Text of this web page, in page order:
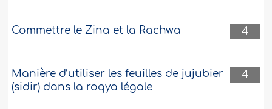
4
Commettre le Zina et la Rachwa
4
Manière d’utiliser les feuilles de jujubier
(sidir) dans la roqya légale